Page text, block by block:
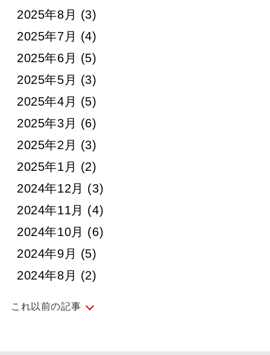
2025年8月 (3)
2025年7月 (4)
2025年6月 (5)
2025年5月 (3)
2025年4月 (5)
2025年3月 (6)
2025年2月 (3)
2025年1月 (2)
2024年12月 (3)
2024年11月 (4)
2024年10月 (6)
2024年9月 (5)
2024年8月 (2)
これ以前の記事